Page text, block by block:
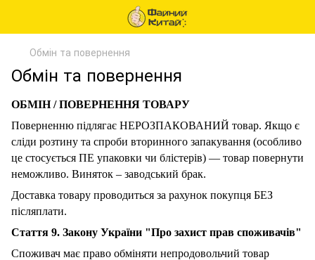
Обмін та повернення
Обмін та повернення
ОБМІН / ПОВЕРНЕННЯ ТОВАРУ
Поверненню підлягає НЕРОЗПАКОВАНИЙ товар. Якщо є
сліди розтину та спроби вторинного запакування (особливо
це стосується ПЕ упаковки чи блістерів) — товар повернути
неможливо. Виняток – заводський брак.
Доставка товару проводиться за рахунок покупця БЕЗ
післяплати.
Стаття 9. Закону України "Про захист прав споживачів"
Споживач має право обміняти непродовольчий товар